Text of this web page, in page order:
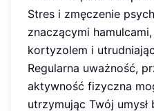
Stres i zmęczenie
znaczącymi
kortyzolem i
Regularna uważność,
aktywność fizyczna
utrzymując Twój